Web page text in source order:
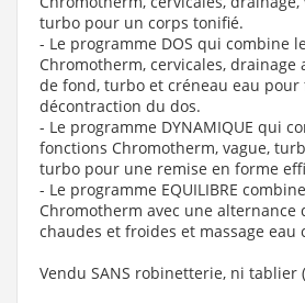
turbo pour un corps tonifié.
- Le programme DOS qui combine
Chromotherm, cervicales, drainage
de fond, turbo et créneau eau pour
décontraction du dos.
- Le programme DYNAMIQUE qui
fonctions Chromotherm, vague,
turbo pour une remise en forme
- Le programme EQUILIBRE
Chromotherm avec une alternance
chaudes et froides et massage eau
Vendu SANS robinetterie, ni tablier